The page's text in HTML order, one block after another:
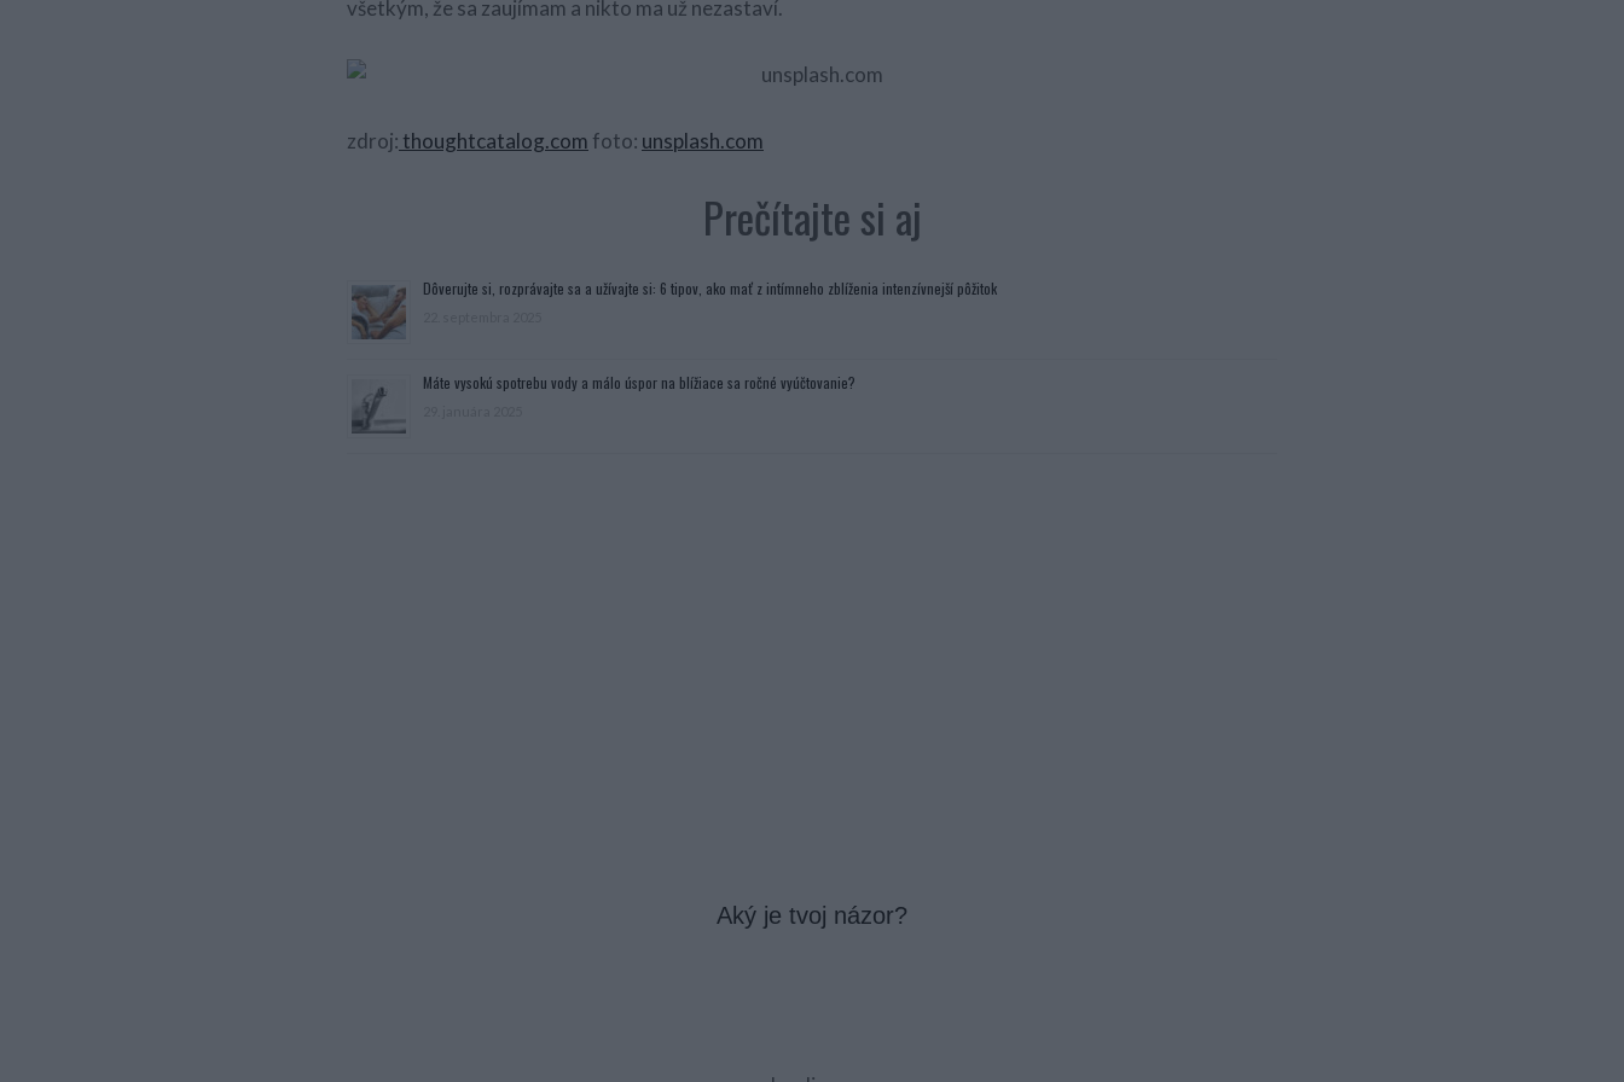
všetkým, že sa zaujímam a nikto ma už nezastaví.
zdroj: thoughtcatalog.com foto: unsplash.com
Prečítajte si aj
Dôverujte si, rozprávajte sa a užívajte si: 6 tipov, ako mať z intímneho zblíženia intenzívnejší pôžitok
Máte vysokú spotrebu vody a málo úspor na blížiace sa ročné vyúčtovanie?
Aký je tvoj názor?